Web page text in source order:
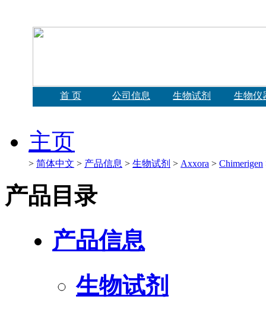
首 页 公司信息 生物试剂 生物仪
主页
> 简体中文 > 产品信息 > 生物试剂 > Axxora > Chimerigen
产品目录
产品信息
生物试剂